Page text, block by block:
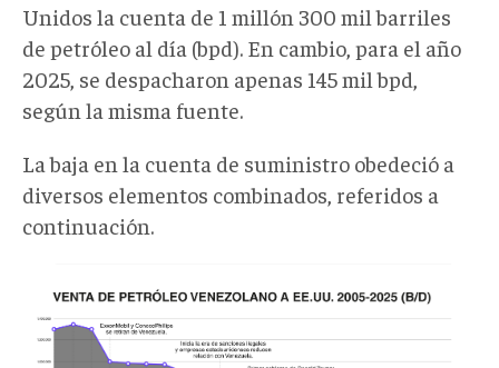
Unidos la cuenta de 1 millón 300 mil barriles
de petróleo al día (bpd). En cambio, para el año
2025, se despacharon apenas 145 mil bpd,
según la misma fuente.
La baja en la cuenta de suministro obedeció a
diversos elementos combinados, referidos a
continuación.
MV_Suministro
Petrolero.png